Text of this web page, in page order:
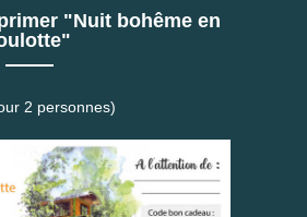
"Nuit bohême en
2 personnes)